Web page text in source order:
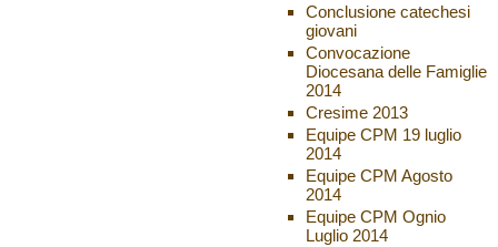
Conclusione catechesi
giovani
Convocazione
Diocesana delle Famiglie
2014
Cresime 2013
Equipe CPM 19 luglio
2014
Equipe CPM Agosto
2014
Equipe CPM Ognio
Luglio 2014